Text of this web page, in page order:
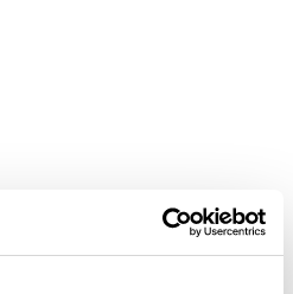
Voir tous les avis